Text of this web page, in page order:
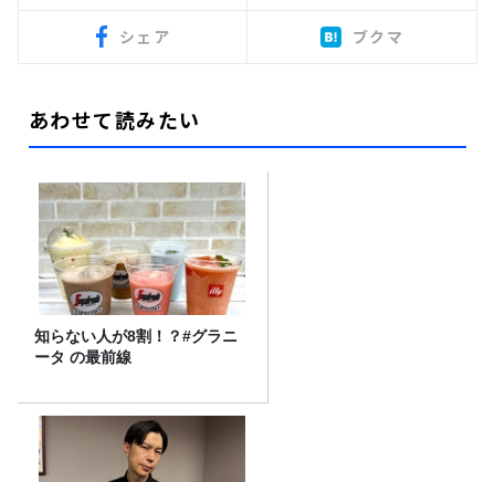
シェア ブクマ
あわせて読みたい
知らない人が8割！？#グラニ
ータ の最前線